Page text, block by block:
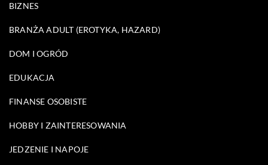
BIZNES
BRANŻA ADULT (EROTYKA, HAZARD)
DOM I OGRÓD
EDUKACJA
FINANSE OSOBISTE
HOBBY I ZAINTERESOWANIA
JEDZENIE I NAPOJE